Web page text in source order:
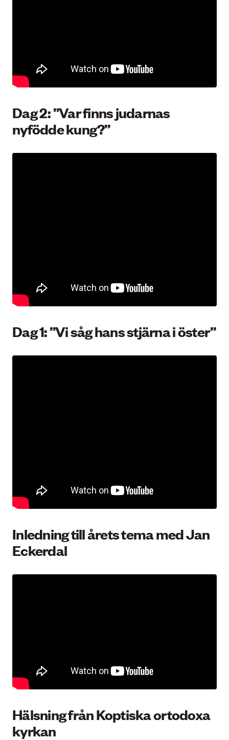
Dag 2: ”Var finns judarnas
nyfödde kung?”
Dag 1: ”Vi såg hans stjärna i öster”
Inledning till årets tema med Jan
Eckerdal
Hälsning från Koptiska ortodoxa
kyrkan